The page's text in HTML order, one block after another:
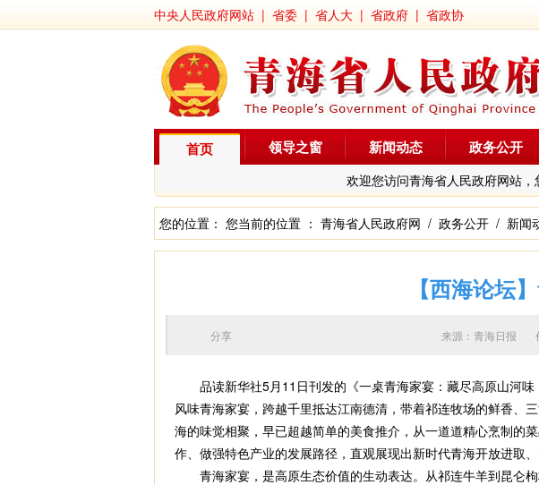
中央人民政府网站 | 省委 | 省人大 | 省政府 | 省政协
首页
欢迎您访问青海省人民政府网站，
领导之窗 新闻动态 政务公开
您的位置： 您当前的位置 ： 青海省人民政府网 / 政务公开 / 新闻
【西海论坛
来源：青海日报
分享
品读新华社5月11日刊发的《一桌青海家宴：藏尽高原山河味
风味青海家宴，跨越千里抵达江南德清，带着祁连牧场的鲜香、
海的味觉相聚，早已超越简单的美食推介，从一道道精心烹制的
作、做强特色产业的发展路径，直观展现出新时代青海开放进取、
青海家宴，是高原生态价值的生动表达。从祁连牛羊到昆仑枸